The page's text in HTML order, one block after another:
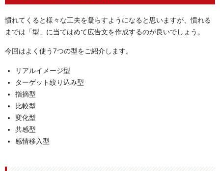
慣れてくると様々な工夫を凝らすようになると思いますが、慣れる
までは「型」に当てはめて広告文を作成するのが良いでしょう。
今回はよく使う7つの型をご紹介します。
リアルイメージ型
ターゲット絞り込み型
指摘型
比較型
変化型
共感型
感情移入型